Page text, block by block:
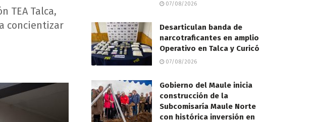
TEA Talca,
concientizar
07/08/2026
Desarticulan banda de
narcotraficantes en amplio
Operativo en Talca y Curicó
07/08/2026
Gobierno del Maule inicia
construcción de la
Subcomisaría Maule Norte
con histórica inversión en